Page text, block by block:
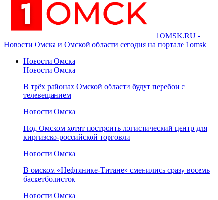
1OMSK.RU -
Новости Омска и Омской области сегодня на портале 1omsk
Новости Омска
Новости Омска
В трёх районах Омской области будут перебои с
телевещанием
Новости Омска
Под Омском хотят построить логистический центр для
киргизско-российской торговли
Новости Омска
В омском «Нефтянике-Титане» сменились сразу восемь
баскетболисток
Новости Омска